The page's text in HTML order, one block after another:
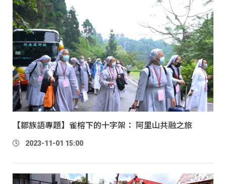
【鄒族語專題】雀榕下的十字架： 阿里山共融之旅
2023-11-01 15:00